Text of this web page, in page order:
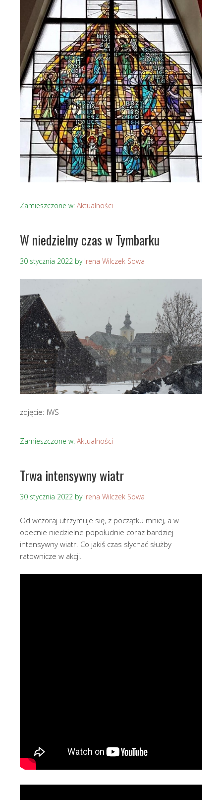
Zamieszczone w: Aktualności
W niedzielny czas w Tymbarku
30 stycznia 2022 by Irena Wilczek Sowa
zdjęcie: IWS
Zamieszczone w: Aktualności
Trwa intensywny wiatr
30 stycznia 2022 by Irena Wilczek Sowa
Od wczoraj utrzymuje się, z początku mniej, a w
obecnie niedzielne popołudnie coraz bardziej
intensywny wiatr. Co jakiś czas słychać służby
ratownicze w akcji.